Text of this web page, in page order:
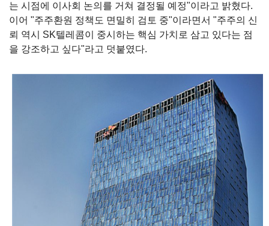
는 시점에 이사회 논의를 거쳐 결정될 예정"이라고 밝혔다.
이어 "주주환원 정책도 면밀히 검토 중"이라면서 "주주의 신
뢰 역시
SK텔레콤이 중시하는 핵심 가치로 삼고 있다는 점
을 강조하고 싶다"라고 덧붙였다.